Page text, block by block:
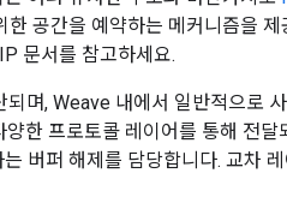
공간을 예약하는 메커니즘을
문서를 참고하세요.
되며, Weave 내에서 일반적으로
양한 프로토콜 레이어를 통해 전
버퍼 해제를 담당합니다. 교차